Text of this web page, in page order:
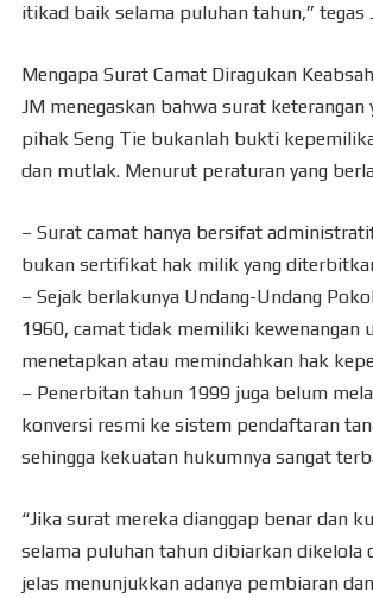
itikad baik selama puluhan tahun,” tegas
Mengapa Surat Camat Diragukan
JM menegaskan bahwa surat keterangan
pihak Seng Tie bukanlah bukti
dan mutlak. Menurut peraturan yang
– Surat camat hanya bersifat
bukan sertifikat hak milik yang
– Sejak berlakunya Undang-Undang
1960, camat tidak memiliki kewenangan
menetapkan atau memindahkan hak
– Penerbitan tahun 1999 juga belum
konversi resmi ke sistem pendaftaran
sehingga kekuatan hukumnya sangat
“Jika surat mereka dianggap benar dan
selama puluhan tahun dibiarkan dikelola
jelas menunjukkan adanya pembiaran